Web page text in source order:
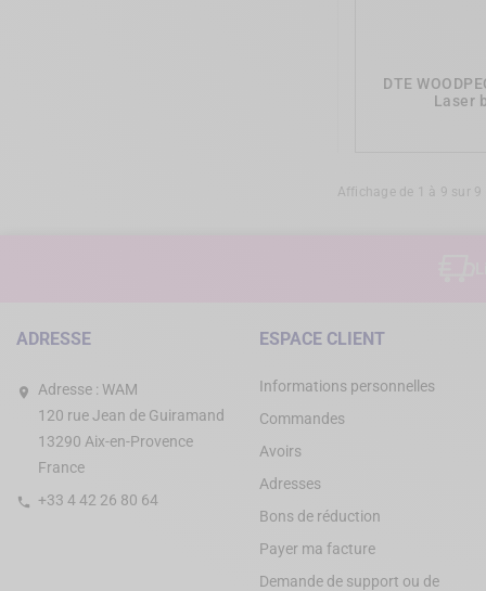
DTE
Laser
Affichage de 1 à 9 sur 9
ADRESSE
Adresse : WAM
120 rue Jean de Guiramand
13290 Aix-en-Provence
France
+33 4 42 26 80 64
ESPACE CLIENT
Informations personnelles
Commandes
Avoirs
Adresses
Bons de réduction
Payer ma facture
Demande de support ou de